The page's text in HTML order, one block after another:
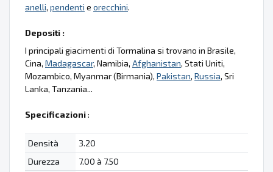
anelli, pendenti e orecchini.
Depositi :
I principali giacimenti di Tormalina si trovano in Brasile,
Cina, Madagascar, Namibia, Afghanistan, Stati Uniti,
Mozambico, Myanmar (Birmania), Pakistan, Russia, Sri
Lanka, Tanzania...
Specificazioni:
Densità
3.20
Durezza
7.00 à 7.50